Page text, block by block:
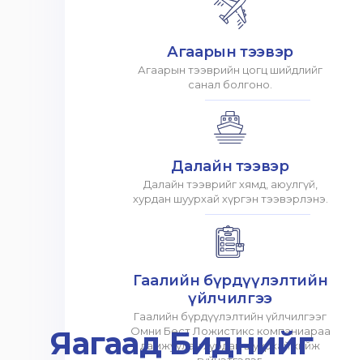
Агаарын тээвэр
Агаарын тээврийн цогц шийдлийг
санал болгоно.
Далайн тээвэр
Далайн тээврийг хямд, аюулгүй,
хурдан шуурхай хүргэн тээвэрлэнэ.
Гаалийн бүрдүүлэлтийн
үйлчилгээ
Гаалийн бүрдүүлэлтийн үйлчилгээг
Омни Бест Ложистикс компаниараа
дамжуулан хурдан шуурхай хийж
Яагаад Биднийг